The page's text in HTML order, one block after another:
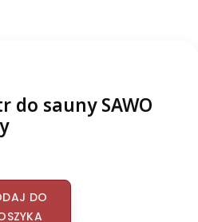
sauny SAWO
DO